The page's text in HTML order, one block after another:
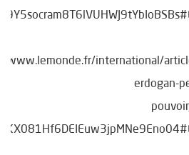
www.lemonde.fr/international/
erdogan-